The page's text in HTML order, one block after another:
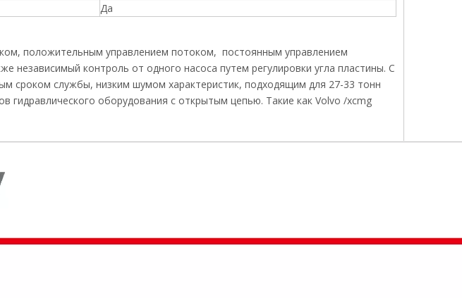
Да
положительным управлением потоком, постоянным управлением
независимый контроль от одного насоса путем регулировки угла пластины. С
сроком службы, низким шумом характеристик, подходящим для 27-33 тонн
гидравлического оборудования с открытым цепью. Такие как Volvo /xcmg